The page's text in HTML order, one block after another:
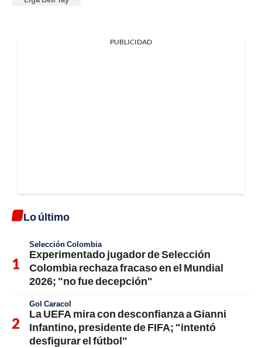
PUBLICIDAD
Lo último
Selección Colombia
Experimentado jugador de Selección
Colombia rechaza fracaso en el Mundial
2026; "no fue decepción"
Gol Caracol
La UEFA mira con desconfianza a Gianni
Infantino, presidente de FIFA; "intentó
desfigurar el fútbol"